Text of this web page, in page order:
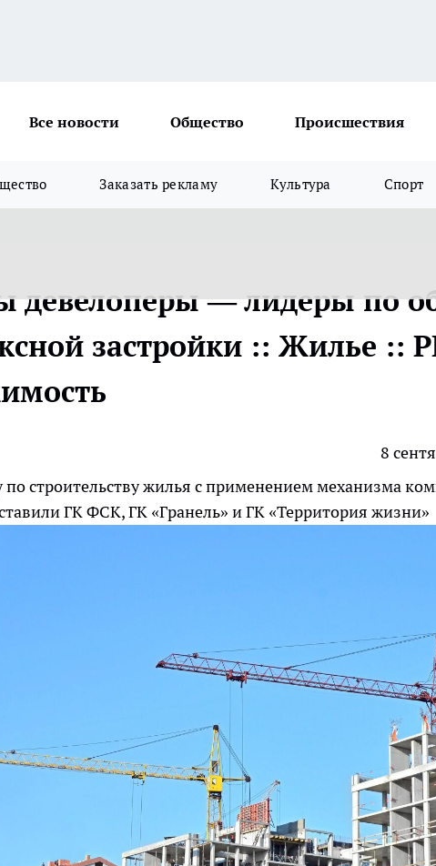
Все новости Общество Происшествия
Заказать рекламу Культура Спорт
девелоперы — лидеры по
застройки :: Жилье ::
8
строительству жилья с применением механизма
ГК ФСК, ГК «Гранель» и ГК «Территория жизни»